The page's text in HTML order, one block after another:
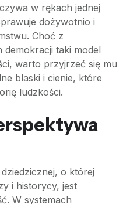
w rękach jednej
dożywotnio i
Choć z
demokracji taki model
warto przyjrzeć się mu
blaski i cienie, które
ludzkości.
o której
i historycy, jest
W systemach